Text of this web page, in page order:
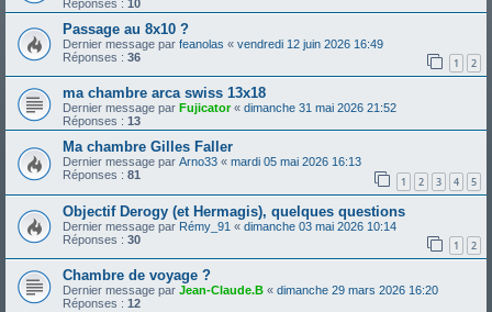
Réponses : 10
Passage au 8x10 ?
Dernier message par feanolas « vendredi 12 juin 2026 16:49
Réponses : 36 1 2
ma chambre arca swiss 13x18
Dernier message par Fujicator« dimanche 31 mai 2026 21:52
Réponses : 13
Ma chambre Gilles Faller
Dernier message par Arno33 « mardi 05 mai 2026 16:13
Réponses : 81 1 2 3 4 5
Objectif Derogy (et Hermagis), quelques questions
Dernier message par Rémy_91 « dimanche 03 mai 2026 10:14
Réponses : 30 1 2
Chambre de voyage ?
Dernier message par Jean-Claude.B « dimanche 29 mars 2026 16:20
Réponses : 12